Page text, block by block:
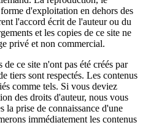
d'exploitation en dehors des
l'accord écrit de l'auteur ou du
et les copies de ce site ne
privé et non commercial.
ce site n'ont pas été créés par
tiers sont respectés. Les contenus
comme tels. Si vous deviez
des droits d'auteur, nous vous
la prise de connaissance d'une
immédiatement les contenus